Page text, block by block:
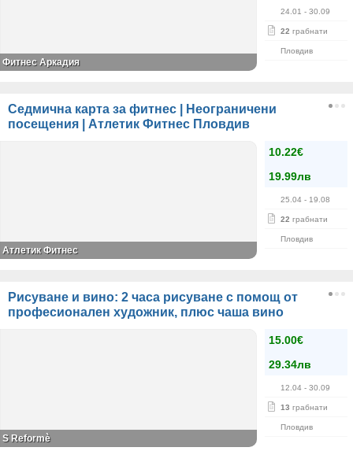
24.01 - 30.09
22 грабнати
Пловдив
Фитнес Аркадия
Седмична карта за фитнес | Неограничени
посещения | Атлетик Фитнес Пловдив
10.22€
19.99лв
25.04 - 19.08
22 грабнати
Пловдив
Атлетик Фитнес
Рисуване и вино: 2 часа рисуване с помощ от
професионален художник, плюс чаша вино
15.00€
29.34лв
12.04 - 30.09
13 грабнати
Пловдив
S Reformè